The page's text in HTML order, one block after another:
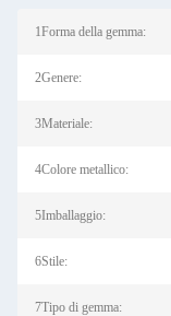
1Forma della gemma:
2Genere:
3Materiale:
4Colore metallico:
5Imballaggio:
6Stile:
7Tipo di gemma: